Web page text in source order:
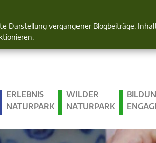
Darstellung vergangener Blogbeiträge.
Mensch und Natur im
ERLEBNIS
NATURPARK
WILDER
NATURPARK